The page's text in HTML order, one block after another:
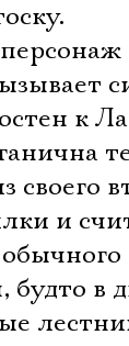
к
своего
и
будто